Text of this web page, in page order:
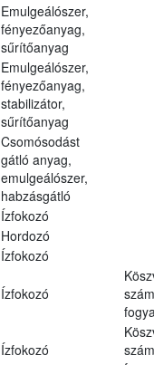
Emulgeálószer,
fényezőanyag,
sűrítőanyag
Emulgeálószer,
fényezőanyag,
stabilizátor,
sűrítőanyag
Csomósodást
gátló anyag,
emulgeálószer,
habzásgátló
Ízfokozó
Hordozó
Ízfokozó
Ízfokozó
Ízfokozó